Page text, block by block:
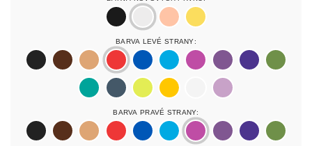
black
silver rosegoldgold
Barva Levé Strany:
black
darkbrownlightbrown
red blue lightbluelightpurplepurpur purple olive
pastelgreen
petrol neonyellow
yellow white lilac
Barva Pravé Strany:
black
darkbrownlightbrown
red blue lightbluelightpurplepurpur purple olive